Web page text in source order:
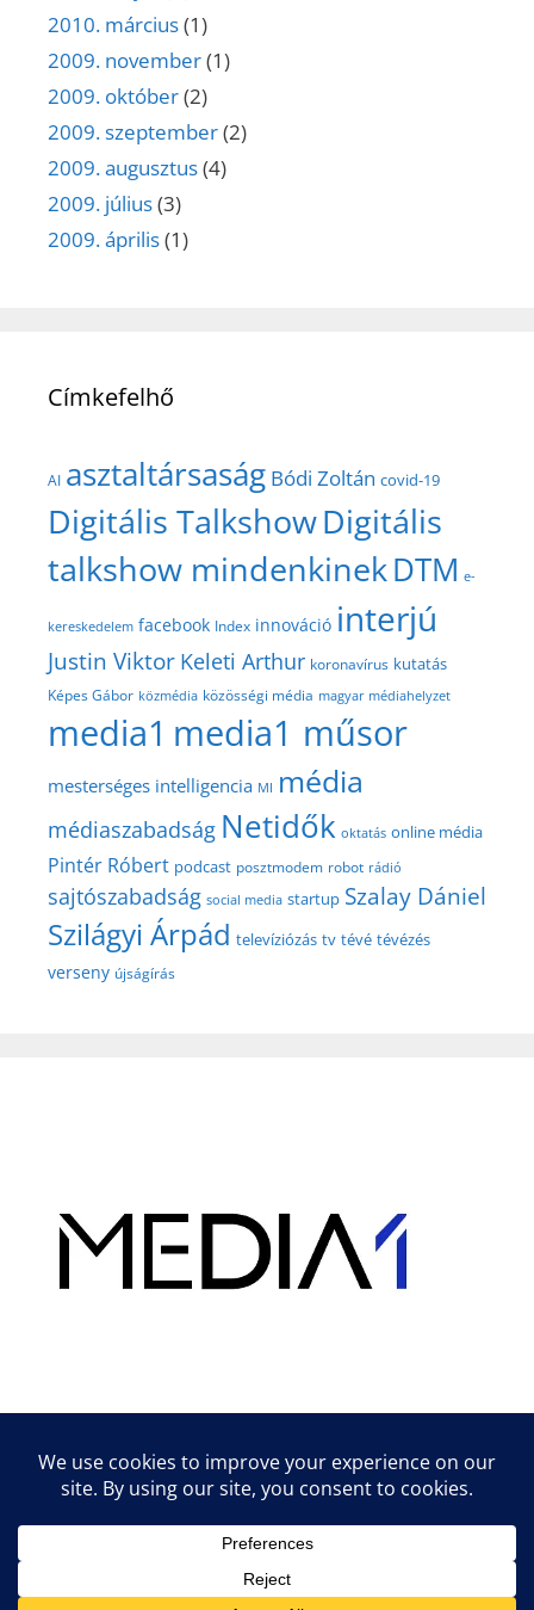
2010. március(1)
2009. november(1)
2009. október(2)
2009. szeptember(2)
2009. augusztus(4)
2009. július(3)
2009. április(1)
Címkefelhő
AI asztaltársaság Bódi Zoltán covid-19
Digitális TalkshowDigitális
talkshow mindenkinekDTM e-
kereskedelem facebook Index innováció interjú
Justin Viktor Keleti Arthur koronavírus kutatás
Képes Gábor közmédia közösségi média magyar médiahelyzet
media1 media1 műsor
mesterséges intelligencia MI média
médiaszabadság Netidők oktatás online média
Pintér Róbert podcast posztmodem robot rádió
sajtószabadság social media startup Szalay Dániel
Szilágyi Árpád televíziózás tv tévé tévézés
verseny újságírás
Lifestyle tippek & trükkök
© 2026 vipcast.hu powered by Media1• Készült